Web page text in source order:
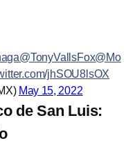
@TonyVallsFox@Mo
jhSOU8lsOX
May 15, 2022
de San Luis: